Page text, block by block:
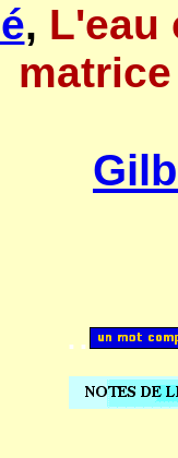
, L'eau
..